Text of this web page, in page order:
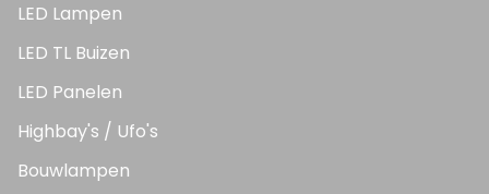
LED Lampen
LED TL Buizen
LED Panelen
Highbay's / Ufo's
Bouwlampen